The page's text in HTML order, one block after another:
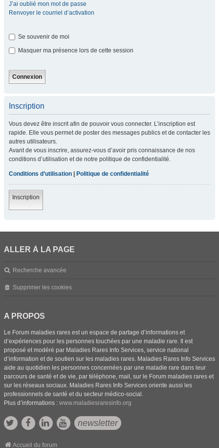
J’ai oublié mon mot de passe
Renvoyer le courriel d’activation
Se souvenir de moi
Masquer ma présence lors de cette session
Inscription
Vous devez être inscrit afin de pouvoir vous connecter. L’inscription est
rapide. Elle vous permet de poster des messages publics et de contacter les
autres utilisateurs.
Avant de vous inscrire, assurez-vous d’avoir pris connaissance de nos
conditions d’utilisation et de notre politique de confidentialité.
Conditions d’utilisation Politique de confidentialité
Inscription
ALLER À LA PAGE
Recherche avancée
Supprimer les cookies
A PROPOS
Le Forum maladies rares est un espace de partage d’informations et
d’expériences pour les personnes touchées par une maladie rare. Il est
proposé et modéré par Maladies Rares Info Services, service national
d’information et de soutien sur les maladies rares. Maladies Rares Info Services
aide au quotidien les personnes concernées par une maladie rare dans leur
parcours de santé et de vie, par téléphone, mail, sur le Forum maladies rares et
sur les réseaux sociaux. Maladies Rares Info Services oriente aussi les
professionnels de santé et du secteur médico-social.
Plus d’informations : www.maladiesraresinfo.org
newsletter
Accueil du forum